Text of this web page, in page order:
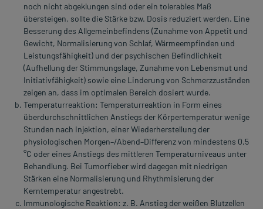
noch nicht abgeklungen sind oder ein tolerables Maß
übersteigen, sollte die Stärke bzw. Dosis reduziert werden. Eine
Besserung des Allgemeinbefindens (Zunahme von Appetit und
Gewicht, Normalisierung von Schlaf, Wärmeempfinden und
Leistungsfähigkeit) und der psychischen Befindlichkeit
(Aufhellung der Stimmungslage, Zunahme von Lebensmut und
Initiativfähigkeit) sowie eine Linderung von Schmerzzuständen
zeigen an, dass im optimalen Bereich dosiert wurde.
Temperaturreaktion: Temperaturreaktion in Form eines
überdurchschnittlichen Anstiegs der Körpertemperatur wenige
Stunden nach Injektion, einer Wiederherstellung der
physiologischen Morgen–/Abend–Differenz von mindestens 0,5
°C oder eines Anstiegs des mittleren Temperaturniveaus unter
Behandlung. Bei Tumorfieber wird dagegen mit niedrigen
Stärken eine Normalisierung und Rhythmisierung der
Kerntemperatur angestrebt.
Immunologische Reaktion: z. B. Anstieg der weißen Blutzellen